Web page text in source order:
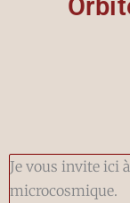
Je vous invite ici
microcosmique.